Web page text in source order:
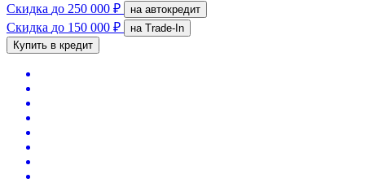
Скидка до 250 000 ₽ на автокредит
Скидка до 150 000 ₽
на Trade-In
Купить в кредит